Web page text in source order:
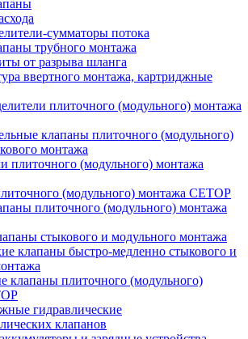
сумматоры потока
трубного монтажа
от разрыва шланга
ввертного монтажа, картриджные
плиточного (модульного) монтажa
клапаны плиточного (модульного)
монтажа
плиточного (модульного) монтажа
(модульного) монтажа CETOP
плиточного (модульного) монтажа
стыкового и модульного монтажа
клапаны быстро-медленно стыкового и
клапаны плиточного (модульного)
гидравлические
клапанов